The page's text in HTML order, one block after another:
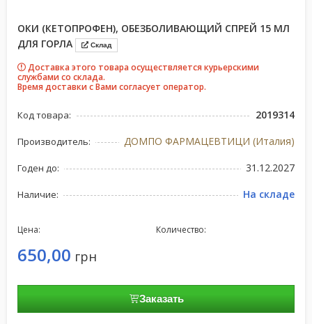
ОКИ (КЕТОПРОФЕН), ОБЕЗБОЛИВАЮЩИЙ СПРЕЙ 15 МЛ
ДЛЯ ГОРЛА
Склад
Доставка этого товара осуществляется курьерскими
службами со склада.
Время доставки с Вами согласует оператор.
Код товара: 2019314
Производитель: ДОМПО ФАРМАЦЕВТИЦИ (Италия)
Годен до: 31.12.2027
Наличие: На складе
Цена:
650,00 грн
Количество:
Заказать